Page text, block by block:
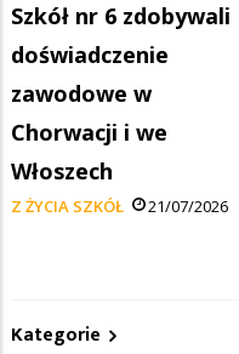
Szkół nr 6 zdobywali
doświadczenie
zawodowe w
Chorwacji i we
Włoszech
Z ŻYCIA SZKÓŁ 21/07/2026
Kategorie